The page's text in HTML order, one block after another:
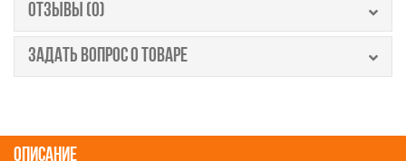
ОТЗЫВЫ (0)
ЗАДАТЬ ВОПРОС О ТОВАРЕ
ОПИСАНИЕ